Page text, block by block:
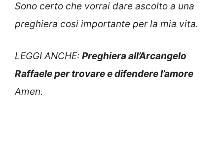
Sono certo che vorrai dare ascolto a una
preghiera così importante per la mia vita.
LEGGI ANCHE: Preghiera all’Arcangelo
Raffaele per trovare e difendere l’amore
Amen.